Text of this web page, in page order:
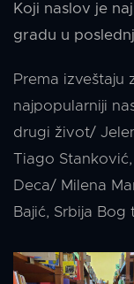
Koji naslov je
gradu u
Prema izveštaju
najpopularniji
drugi život/
Tiago
Deca/ Milena
Bajić, Srbija